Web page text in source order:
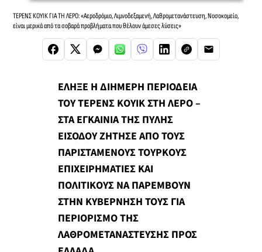
ΤΕΡΕΝΣ ΚΟΥΙΚ ΓΙΑ ΤΗ ΛΕΡΟ: «Αεροδρόμιο, Λιμνοδεξαμενή, Λαθρομετανάστευση, Νοσοκομείο,
είναι μερικά από τα σοβαρά προβλήματα που θέλουν άμεσες λύσεις»
ΕΛΗΞΕ Η ΔΙΗΜΕΡΗ ΠΕΡΙΟΔΕΙΑ
ΤΟΥ ΤΕΡΕΝΣ ΚΟΥΙΚ ΣΤΗ ΛΕΡΟ –
ΣΤΑ ΕΓΚΑΙΝΙΑ ΤΗΣ ΠΥΛΗΣ
ΕΙΣΟΔΟΥ ΖΗΤΗΣΕ ΑΠΟ ΤΟΥΣ
ΠΑΡΙΣΤΑΜΕΝΟΥΣ ΤΟΥΡΚΟΥΣ
ΕΠΙΧΕΙΡΗΜΑΤΙΕΣ ΚΑΙ
ΠΟΛΙΤΙΚΟΥΣ ΝΑ ΠΑΡΕΜΒΟΥΝ
ΣΤΗΝ ΚΥΒΕΡΝΗΣΗ ΤΟΥΣ ΓΙΑ
ΠΕΡΙΟΡΙΣΜΟ ΤΗΣ
ΛΑΘΡΟΜΕΤΑΝΑΣΤΕΥΣΗΣ ΠΡΟΣ